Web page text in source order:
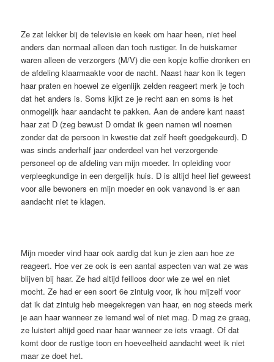
Ze zat lekker bij de televisie en keek om haar heen, niet heel
anders dan normaal alleen dan toch rustiger. In de huiskamer
waren alleen de verzorgers (M/V) die een kopje koffie dronken en
de afdeling klaarmaakte voor de nacht. Naast haar kon ik tegen
haar praten en hoewel ze eigenlijk zelden reageert merk je toch
dat het anders is. Soms kijkt ze je recht aan en soms is het
onmogelijk haar aandacht te pakken. Aan de andere kant naast
haar zat D (zeg bewust D omdat ik geen namen wil noemen
zonder dat de persoon in kwestie dat zelf heeft goedgekeurd). D
was sinds anderhalf jaar onderdeel van het verzorgende
personeel op de afdeling van mijn moeder. In opleiding voor
verpleegkundige in een dergelijk huis. D is altijd heel lief geweest
voor alle bewoners en mijn moeder en ook vanavond is er aan
aandacht niet te klagen.
Mijn moeder vind haar ook aardig dat kun je zien aan hoe ze
reageert. Hoe ver ze ook is een aantal aspecten van wat ze was
blijven bij haar. Ze had altijd feilloos door wie ze wel en niet
mocht. Ze had er een soort 6e zintuig voor, ik hou mijzelf voor
dat ik dat zintuig heb meegekregen van haar, en nog steeds merk
je aan haar wanneer ze iemand wel of niet mag. D mag ze graag,
ze luistert altijd goed naar haar wanneer ze iets vraagt. Of dat
komt door de rustige toon en hoeveelheid aandacht weet ik niet
maar ze doet het.